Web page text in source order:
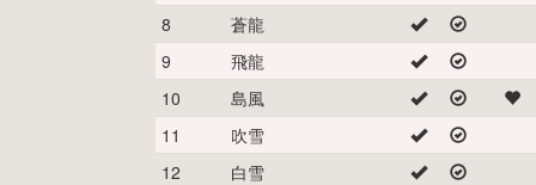
8
蒼龍
9
飛龍
10
島風
11
吹雪
12
白雪